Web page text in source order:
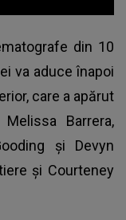
din 10
va aduce înapoi
care a apărut
Barrera,
și Devyn
și Courteney